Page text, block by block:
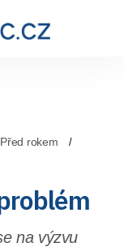
Před rokem
na výzvu